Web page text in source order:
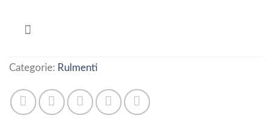
Categorie: Rulmenti